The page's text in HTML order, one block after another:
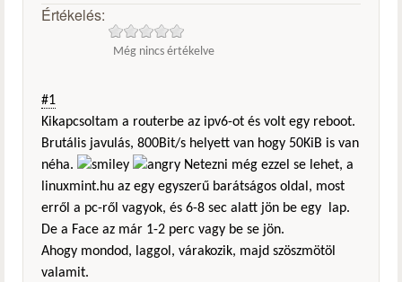
Értékelés:
Még nincs értékelve
#1
Kikapcsoltam a routerbe az ipv6-ot és volt egy reboot.
Brutális javulás, 800Bit/s helyett van hogy 50KiB is van
néha.
Netezni még ezzel se lehet, a
linuxmint.hu az egy egyszerű barátságos oldal, most
erről a pc-ről vagyok, és 6-8 sec alatt jön be egy lap.
De a Face az már 1-2 perc vagy be se jön.
Ahogy mondod, laggol, várakozik, majd szöszmötöl
valamit.